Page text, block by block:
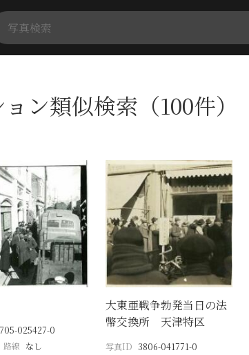
ン類似検索（100件）
025427-0
路線 なし
大東亜戦争勃発当日の法
幣交換所 天津特区
写真ID 3806-041771-0